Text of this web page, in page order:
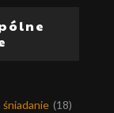
(18)